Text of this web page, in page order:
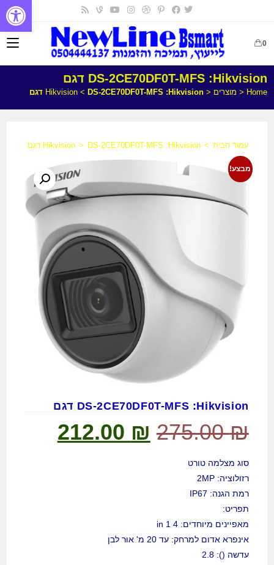
0
DS-2CE70DF0T-MFS :Hikvision דגם
Home
< מוצרים <
Hikvision< DS-2CE70DF0T-MFS :Hikvision דגם
עמוד הבית >
Hikvision > DS-2CE70DF0T-MFS :Hikvision דגם
מבצע!
DS-2CE70DF0T-MFS :Hikvision דגם
275.00₪
212.00 ₪
סוג מצלמה טורט
רזולוציה: 2MP
רמת הגנה: IP67
תפריט:
מאפיינים מיוחדים: 4 in 1
אינפרא אדום למרחק: עד 20 מ' אור לבן
עדשה (): 2.8